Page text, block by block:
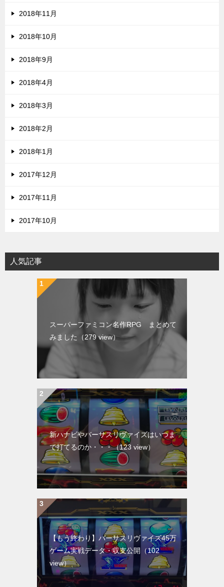
2018年11月
2018年10月
2018年9月
2018年4月
2018年3月
2018年2月
2018年1月
2017年12月
2017年11月
2017年10月
人気記事
スーパーファミコン名作RPG まとめて
みました
（279 view）
新ハナビやバーサスリヴァイズはいつま
で打てるのか・・・（123 view）
【もう終わり】バーサスリヴァイズ45万
ゲーム実戦データ・収支公開
（102
view）